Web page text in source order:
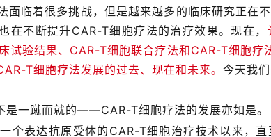
面临着很多挑战，但是越来越多的临床研究正在
在不断提升CAR-T细胞疗法的治疗效果。现在，
试验结果、CAR-T细胞联合疗法和CAR-T细胞疗
T细胞疗法发展的过去、现在和未来。 今天我
是一蹴而就的——CAR-T细胞疗法的发展亦如是。
个表达抗原受体的CAR-T细胞治疗技术以来，